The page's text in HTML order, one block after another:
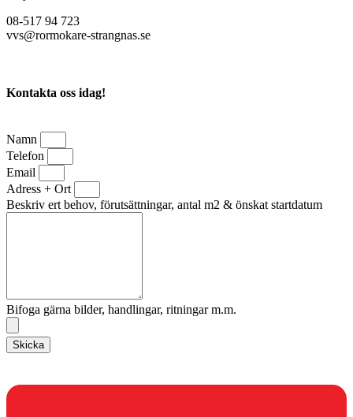
08-517 94 723
vvs@rormokare-strangnas.se
Kontakta oss idag!
Namn
Telefon
Email
Adress + Ort
Beskriv ert behov, förutsättningar, antal m2 & önskat startdatum
Bifoga gärna bilder, handlingar, ritningar m.m.
Skicka